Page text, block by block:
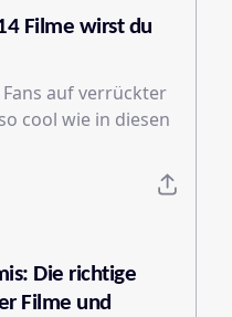
Filme wirst du
auf verrückter
cool wie in diesen
Die richtige
Filme und